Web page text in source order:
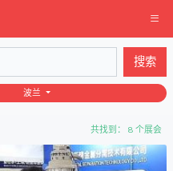
搜索
波兰
共找到： 8 个展会